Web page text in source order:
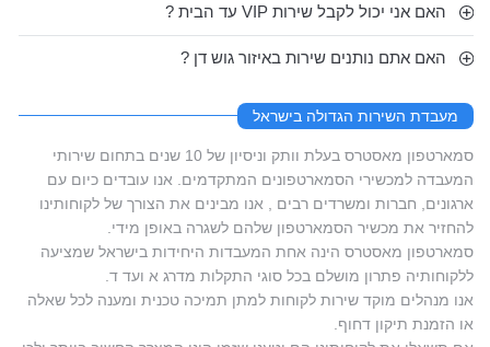
האם אני יכול לקבל שירות VIP עד הבית ?
האם אתם נותנים שירות באיזור גוש דן ?
מעבדת השירות הגדולה בישראל
סמארטפון מאסטרס בעלת וותק וניסיון של 10 שנים בתחום שירותי
המעבדה למכשירי הסמארטפונים המתקדמים. אנו עובדים כיום עם
ארגונים, חברות ומשרדים רבים , אנו מבינים את הצורך של לקוחותינו
להחזיר את מכשיר הסמארטפון שלהם לשגרה באופן מידי.
סמארטפון מאסטרס הינה אחת המעבדות היחידות בישראל שמציעה
ללקוחותיה פתרון מושלם בכל סוגי התקלות מדרג א ועד ד.
אנו מנהלים מוקד שירות לקוחות למתן תמיכה טכנית ומענה לכל שאלה
או הזמנת תיקון דחוף.